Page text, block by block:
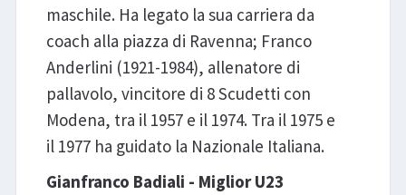
maschile. Ha legato la sua carriera da
coach alla piazza di Ravenna; Franco
Anderlini (1921-1984), allenatore di
pallavolo, vincitore di 8 Scudetti con
Modena, tra il 1957 e il 1974. Tra il 1975 e
il 1977 ha guidato la Nazionale Italiana.
Gianfranco Badiali - Miglior U23